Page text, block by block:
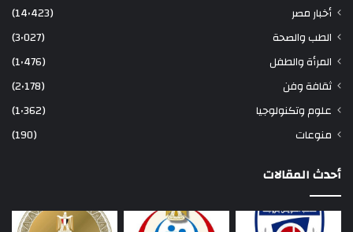
أخبار مصر
(14٬423)
الطب والصحة
(3٬027)
المرأة والطفل
(1٬476)
ثقافة وفن
(2٬178)
علوم وتكنولوجيا
(1٬362)
منوعات
(190)
أحدث المقالات